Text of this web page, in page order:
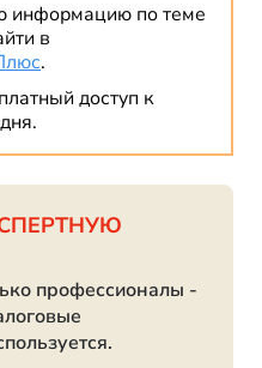
информацию по теме
в
.
доступ к
профессионалы -